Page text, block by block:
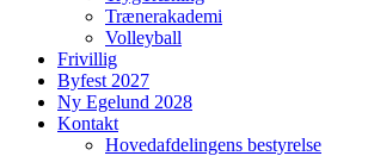
Trænerakademi
Volleyball
Frivillig
Byfest 2027
Ny Egelund 2028
Kontakt
Hovedafdelingens bestyrelse